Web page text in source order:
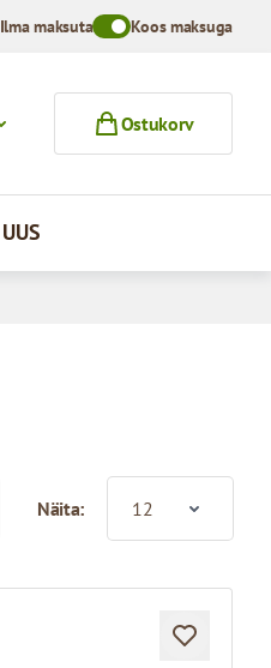
Ilma maksutaToggle VAT Mode
Koos maksuga
Ostukorv
UUS
Näita: